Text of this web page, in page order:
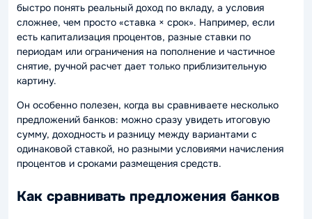
быстро понять реальный доход по вкладу, а условия
сложнее, чем просто «ставка × срок». Например, если
есть капитализация процентов, разные ставки по
периодам или ограничения на пополнение и частичное
снятие, ручной расчет дает только приблизительную
картину.
Он особенно полезен, когда вы сравниваете несколько
предложений банков: можно сразу увидеть итоговую
сумму, доходность и разницу между вариантами с
одинаковой ставкой, но разными условиями начисления
процентов и сроками размещения средств.
Как сравнивать предложения банков